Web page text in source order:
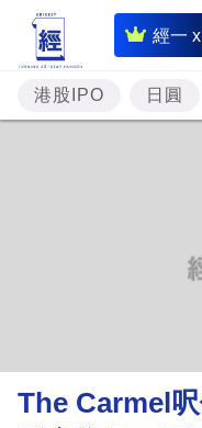
經一
即
時
財
經
理
財
港股IPO 日圓
The Carmel